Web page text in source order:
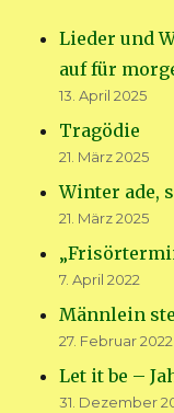
Lieder und
auf für
13. April 2025
Tragödie
21. März 2025
Winter ade,
21. März 2025
7. April 2022
Männlein
27. Februar 2022
Let it be –
31. Dezember